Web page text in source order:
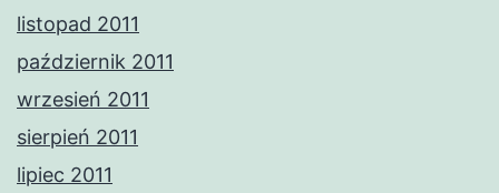
listopad 2011
październik 2011
wrzesień 2011
sierpień 2011
lipiec 2011